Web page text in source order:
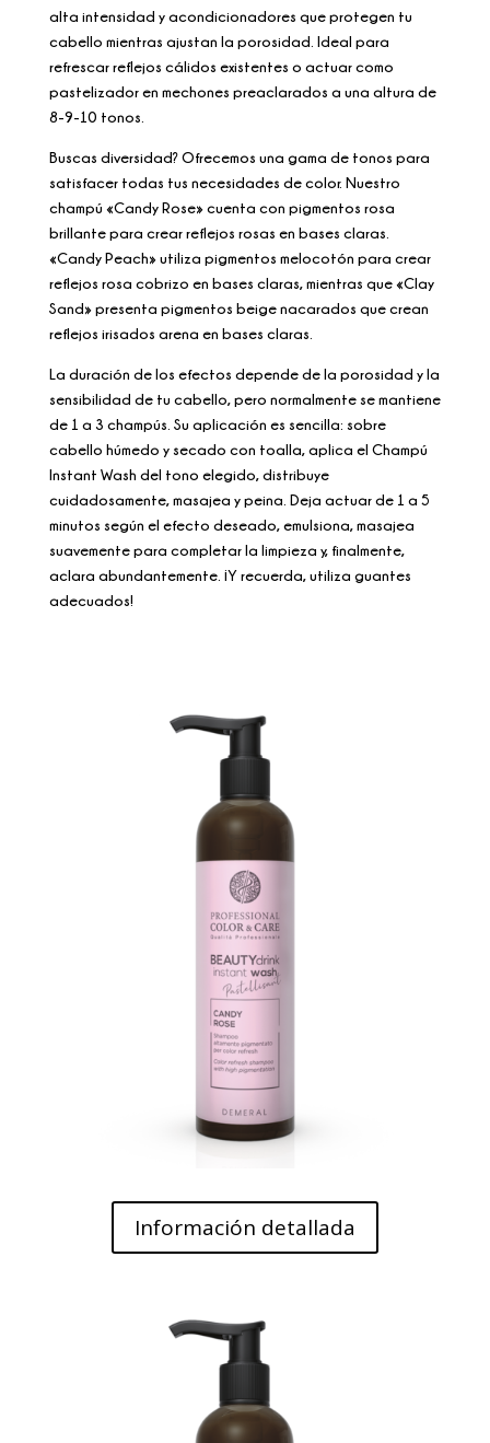
alta intensidad y acondicionadores que protegen tu
cabello mientras ajustan la porosidad. Ideal para
refrescar reflejos cálidos existentes o actuar como
pastelizador en mechones preaclarados a una altura de
8-9-10 tonos.
Buscas diversidad? Ofrecemos una gama de tonos para
satisfacer todas tus necesidades de color. Nuestro
champú «Candy Rose» cuenta con pigmentos rosa
brillante para crear reflejos rosas en bases claras.
«Candy Peach» utiliza pigmentos melocotón para crear
reflejos rosa cobrizo en bases claras, mientras que «Clay
Sand» presenta pigmentos beige nacarados que crean
reflejos irisados arena en bases claras.
La duración de los efectos depende de la porosidad y la
sensibilidad de tu cabello, pero normalmente se mantiene
de 1 a 3 champús. Su aplicación es sencilla: sobre
cabello húmedo y secado con toalla, aplica el Champú
Instant Wash del tono elegido, distribuye
cuidadosamente, masajea y peina. Deja actuar de 1 a 5
minutos según el efecto deseado, emulsiona, masajea
suavemente para completar la limpieza y, finalmente,
aclara abundantemente. ¡Y recuerda, utiliza guantes
adecuados!
Información detallada